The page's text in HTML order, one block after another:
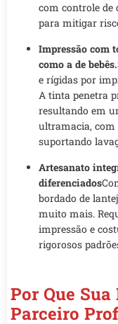
com controle de
para mitigar
Impressão com
como a de bebês.
e rígidas por
A tinta penetra
resultando em
ultramacia, com
suportando
Artesanato
diferenciados
bordado de
muito mais.
impressão e
rigorosos
Por Que
Parceiro